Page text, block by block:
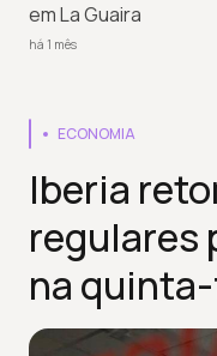
em La Guaira
há 1 mês
ECONOMIA
Iberia
regulares
na